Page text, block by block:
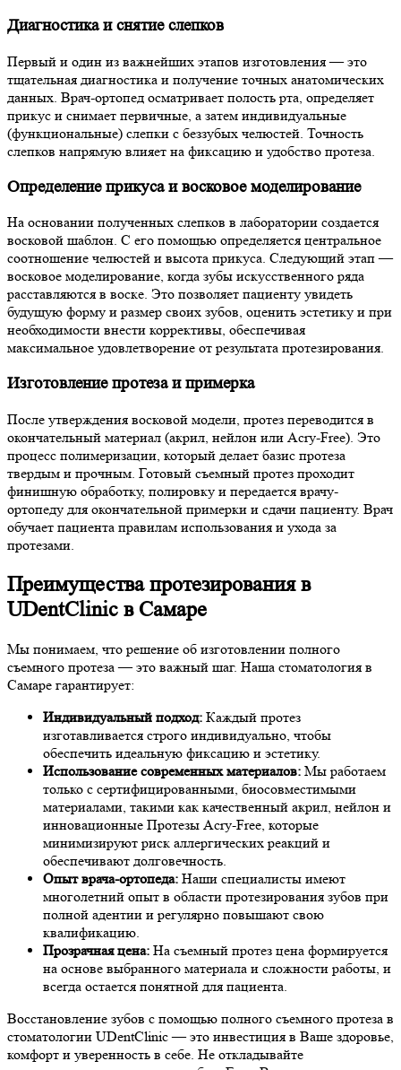
Диагностика и снятие слепков
Первый и один из важнейших этапов изготовления — это
тщательная диагностика и получение точных анатомических
данных. Врач-ортопед осматривает полость рта, определяет
прикус и снимает первичные, а затем индивидуальные
(функциональные) слепки с беззубых челюстей. Точность
слепков напрямую влияет на фиксацию и удобство протеза.
Определение прикуса и восковое моделирование
На основании полученных слепков в лаборатории создается
восковой шаблон. С его помощью определяется центральное
соотношение челюстей и высота прикуса. Следующий этап —
восковое моделирование, когда зубы искусственного ряда
расставляются в воске. Это позволяет пациенту увидеть
будущую форму и размер своих зубов, оценить эстетику и при
необходимости внести коррективы, обеспечивая
максимальное удовлетворение от результата протезирования.
Изготовление протеза и примерка
После утверждения восковой модели, протез переводится в
окончательный материал (акрил, нейлон или Acry-Free). Это
процесс полимеризации, который делает базис протеза
твердым и прочным. Готовый съемный протез проходит
финишную обработку, полировку и передается врачу-
ортопеду для окончательной примерки и сдачи пациенту. Врач
обучает пациента правилам использования и ухода за
протезами.
Преимущества протезирования в
UDentClinic в Самаре
Мы понимаем, что решение об изготовлении полного
съемного протеза — это важный шаг. Наша стоматология в
Самаре гарантирует:
Индивидуальный подход: Каждый протез
изготавливается строго индивидуально, чтобы
обеспечить идеальную фиксацию и эстетику.
Использование современных материалов: Мы работаем
только с сертифицированными, биосовместимыми
материалами, такими как качественный акрил, нейлон и
инновационные Протезы Acry-Free, которые
минимизируют риск аллергических реакций и
обеспечивают долговечность.
Опыт врача-ортопеда: Наши специалисты имеют
многолетний опыт в области протезирования зубов при
полной адентии и регулярно повышают свою
квалификацию.
Прозрачная цена: На съемный протез цена формируется
на основе выбранного материала и сложности работы, и
всегда остается понятной для пациента.
Восстановление зубов с помощью полного съемного протеза в
стоматологии UDentClinic — это инвестиция в Ваше здоровье,
комфорт и уверенность в себе. Не откладывайте